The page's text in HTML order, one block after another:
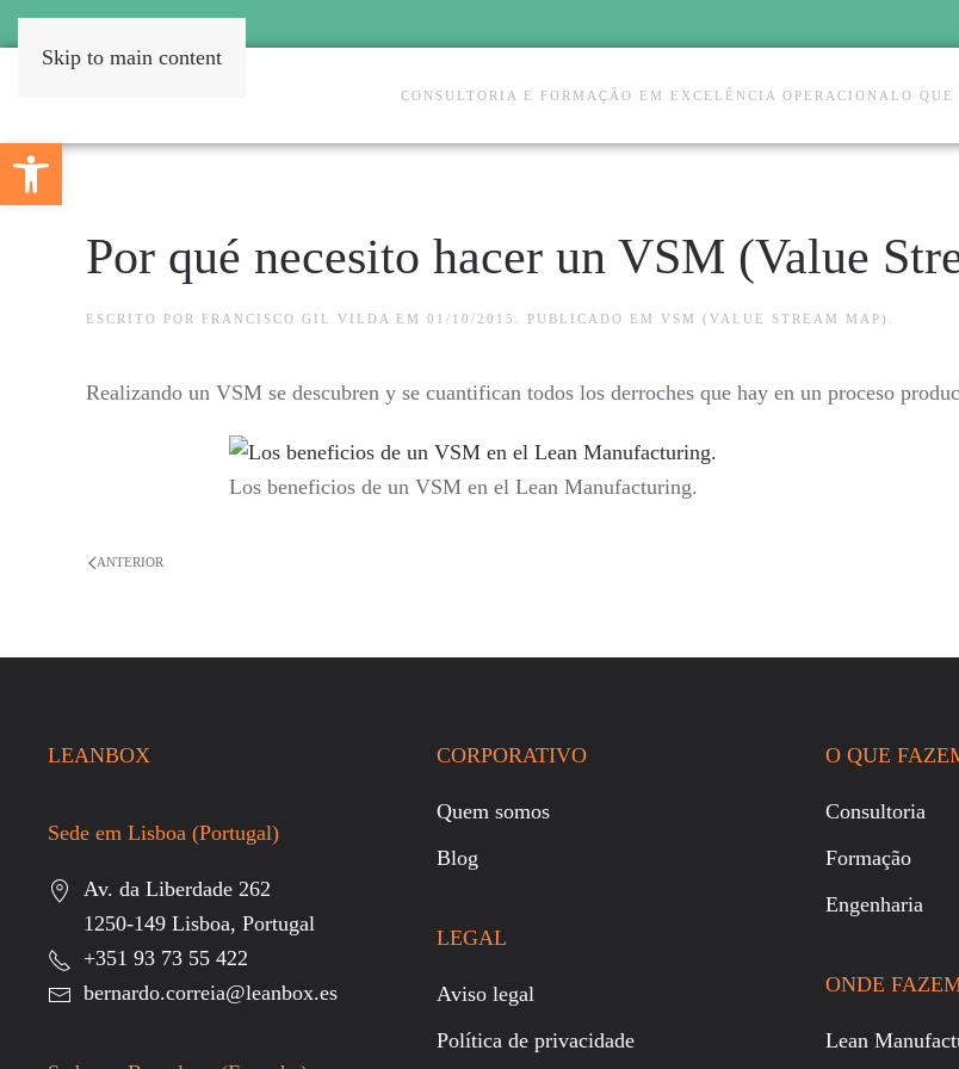
Skip to main content
CONSULTORIA E FORMAÇÃO EM EXCELÊNCIA OPERACIONAL O QUE
Por qué necesito hacer un VSM (Value
ESCRITO POR FRANCISCO GIL VILDA EM 01/10/2015 . PUBLICADO EM VSM (VALUE STREAM MAP)
Realizando un VSM se descubren y se cuantifican todos los derroches que hay en un proceso
Los beneficios de un VSM en el Lean Manufacturing.
ANTERIOR
LEANBOX
Sede em Lisboa (Portugal)
Av. da Liberdade 262
1250-149 Lisboa, Portugal
+351 93 73 55 422
bernardo.correia@leanbox.es
CORPORATIVO
Quem somos
Blog
LEGAL
Aviso legal
Política de privacidade
O QUE
Consultoria
Formação
Engenharia
ONDE
Lean
Open toolbar